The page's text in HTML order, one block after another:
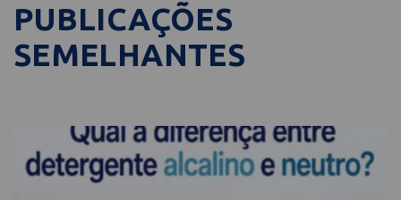
PUBLICAÇÕES
SEMELHANTES